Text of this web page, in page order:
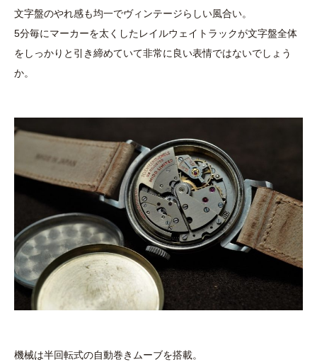
文字盤のやれ感も均一でヴィンテージらしい風合い。
5分毎にマーカーを太くしたレイルウェイトラックが文字盤全体
をしっかりと引き締めていて非常に良い表情ではないでしょう
か。
機械は半回転式の自動巻きムーブを搭載。